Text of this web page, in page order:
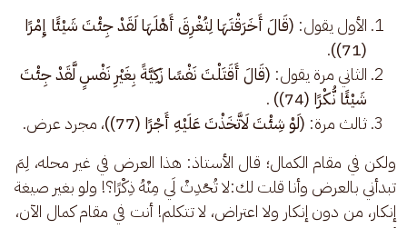
الأول يقول: (قَالَ أَخَرَقْتَهَا لِتُغْرِقَ أَهْلَهَا لَقَدْ جِئْتَ شَيْئًا إِمْرًا
(71))
.
الثاني مرة يقول: (قَالَ أَقَتَلْتَ نَفْسًا زَكِيَّةً بِغَيْرِ نَفْسٍ لَّقَدْ جِئْتَ
شَيْئًا نُّكْرًا (74))
.
ثالث مرة: (لَوْ شِئْتَ لَاتَّخَذْتَ عَلَيْهِ أَجْرًا (77))
، مجرد عرض.
ولكن في مقام الكمال؛ قال الأستاذ: هذا العرض في غير محله، لِمَ
تبدأني بالعرض وأنا قلت لك:لا تُحْدِثْ لَي مِنْهُ ذِكْرًا؟! ولو بغير صيغة
إنكار، من دون إنكار ولا اعتراض، لا تتكلم! أنت في مقام كمال الآن،